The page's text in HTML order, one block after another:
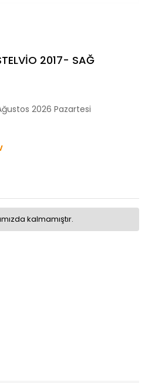
2017- SAĞ
2026 Pazartesi
kalmamıştır.